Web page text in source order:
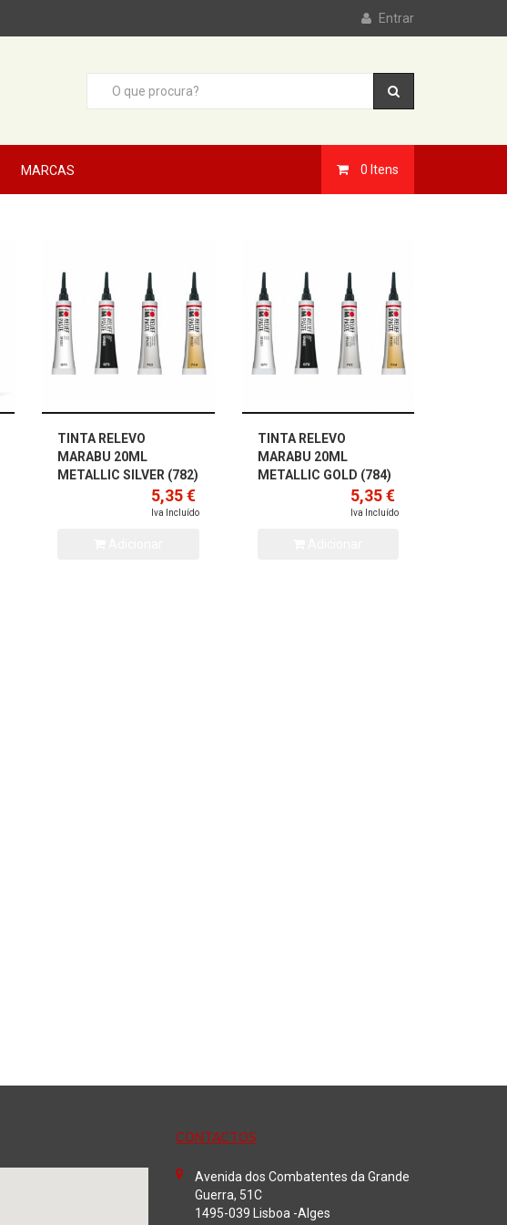
Entrar
MARCAS 0 Itens
TINTA RELEVO
MARABU 20ML
METALLIC SILVER (782)
5,35 €
Iva Incluído
TINTA RELEVO
MARABU 20ML
METALLIC GOLD (784)
5,35 €
Iva Incluído
CONTACTOS
Avenida dos Combatentes da Grande
Guerra, 51C
1495-039 Lisboa -Alges